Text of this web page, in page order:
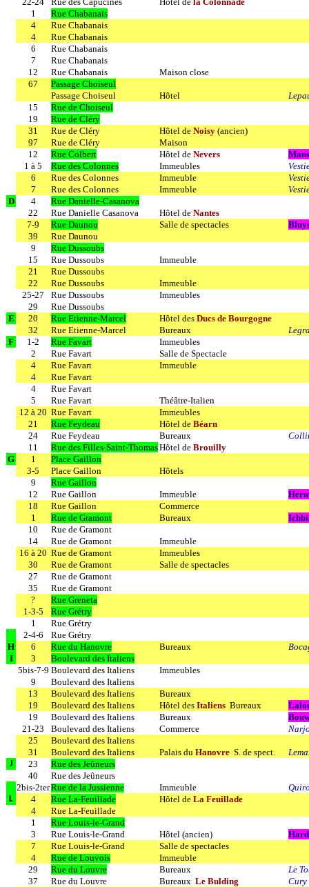
1
Rue Chabanais
4
Rue Chabanais
4
Rue Chabanais
6
Rue Chabanais
7
Rue Chabanais
12
Rue Chabanais
Maison close
67
Passage Choiseul
Passage Choiseul
Hôtel
15
Rue de Choiseul
19
Rue de Cléry
31
Rue de Cléry Hôtel de Noisy (ancien)
97
Rue de Cléry
Maison
12
Rue Colbert Hôtel de Nevers
1 à 5
Rue des Colonnes Immeubles
6
Rue des Colonnes Immeuble
7
Rue des Colonnes Immeuble
D
4
Rue Danielle-Casanova
22
Rue Danielle Casanova Hôtel de Nantes
7-9
Rue Daunou Salle de spectacles
39
Rue Daunou
9
Rue Dussoubs
15
Rue Dussoubs
Immeuble
21
Rue Dussoubs
22
Rue Dussoubs
Immeuble
25-27
Rue Dussoubs
Immeubles
29
Rue Dussoubs
E
20 Rue Etienne-Marcel Hôtel des Ducs de Bourgogne
32
Rue Etienne-Marcel Bureaux
F
1-2 Rue Favart
Immeubles
2
Rue Favart
Salle de Spectacle
4
Rue Favart
Immeuble
4
Rue Favart
4
Rue Favart
5
Rue Favart
Théâtre-Italien
12 à 20 Rue Favart
Immeubles
21
Rue Feydeau Hôtel de Béarn
24
Rue Feydeau Bureaux
11
Rue des Filles-Saint-ThomasHôtel de Brouilly
G
1
Place Gaillon
3-5
Place Gaillon
Hôtels
9
Rue Gaillon
12
Rue Gaillon Immeuble
18
Rue Gaillon
Commerce
1
Rue de Gramont Bureaux
10
Rue de Gramont
14
Rue de Gramont
Immeuble
16 à 20 Rue de Gramont
Immeubles
30
Rue de Gramont
Salle de spectacles
27
Rue de Gramont
35
Rue de Gramont
?
Rue Greneta
1-3-5
Rue Grétry
1
Rue Grétry
2-4-6
Rue Grétry
H
6 Rue du Hanovre Bureaux
I
3
Boulevard des Italiens
5bis-7-9 Boulevard des Italiens
Immeubles
9
Boulevard des Italiens
13
Boulevard des Italiens
Bureaux
19
Boulevard des Italiens Hôtel des Italiens Bureaux
19
Boulevard des Italiens Bureaux Bo
21-23
Boulevard des Italiens Commerce
25
Boulevard des Italiens
31
Boulevard des Italiens Palais du Hanovre S. de spect.
J 23
Rue des Jeûneurs
40
Rue des Jeûneurs
2bis-2terRue de la Jussienne Immeuble
L 4 Rue La-Feuillade Hôtel de La Feuillade
4
Rue La-Feuillade
1
Rue Louis-le-Grand
3
Rue Louis-le-Grand Hôtel (ancien)
7
Rue Louis-le-Grand
Salle de spectacles
4
Rue de Louvois
Immeuble
29
Rue du Louvre Bureaux
Le
37
Rue du Louvre Bureaux Le Bulding
Cury